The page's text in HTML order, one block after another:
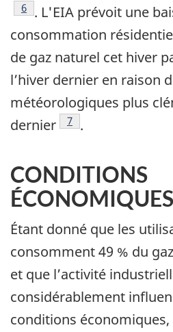
Note de bas de page
6 . L'EIA prévoit une
consommation
de gaz naturel cet hiver
l’hiver dernier en raison
météorologiques plus
dernier
Note de bas de page
7 .
CONDITIONS
ÉCONOMIQUES
Étant donné que les
consomment 49 % du
et que l’activité
considérablement
conditions